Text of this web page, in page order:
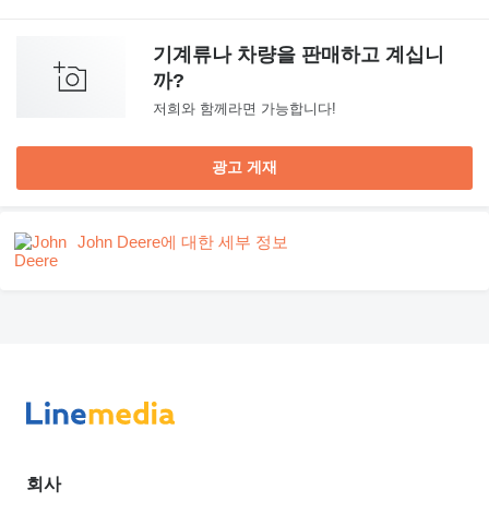
기계류나 차량을 판매하고 계십니
까?
저희와 함께라면 가능합니다!
광고 게재
John Deere에 대한 세부 정보
회사